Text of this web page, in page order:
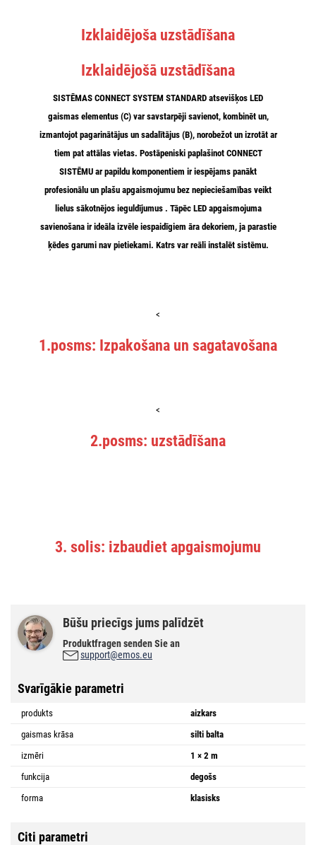
Izklaidējoša uzstādīšana
Izklaidējošā uzstādīšana
SISTĒMAS CONNECT SYSTEM STANDARD atsevišķos LED
gaismas elementus (C) var savstarpēji savienot, kombinētun,
izmantojot pagarinātājus un sadalītājus (B), norobežot un izrotāt ar
tiem pat attālas vietas. Postāpeniski paplašinot CONNECT
SISTĒMU ar papildu komponentiem ir iespējams panākt
profesionālu un plašu apgaismojumu bez nepieciešamības veikt
lielus sākotnējos ieguldījumus . Tāpēc LED apgaismojuma
savienošana ir ideāla izvēle iespaidīgiem āra dekoriem, ja parastie
ķēdes garumi nav pietiekami. Katrs var reāli instalēt sistēmu.
<
1.posms: Izpakošana un sagatavošana
<
2.posms: uzstādīšana
3. solis: izbaudiet apgaismojumu
Būšu priecīgs jums palīdzēt
Produktfragen senden Sie an
support@emos.eu
Svarīgākie parametri
produkts
aizkars
gaismas krāsa
silti balta
izmēri
1 × 2 m
funkcija
degošs
forma
klasisks
Citi parametri